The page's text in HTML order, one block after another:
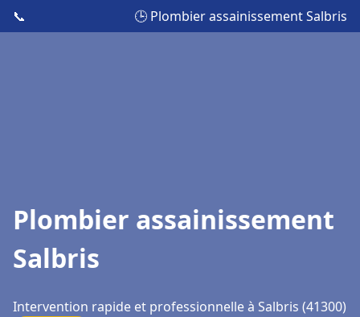
📞 🕒 Plombier assainissement Salbris
Plombier assainissement
Salbris
Intervention rapide et professionnelle à Salbris (41300)